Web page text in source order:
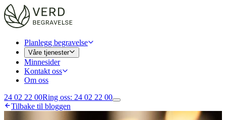
Planlegg begravelse
Våre tjenester
Minnesider
Kontakt oss
Om oss
24 02 22 00Ring oss: 24 02 22 00
Tilbake til bloggen